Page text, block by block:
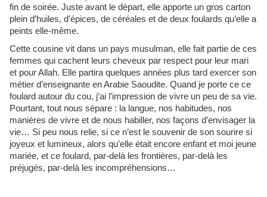
fin de soirée. Juste avant le départ, elle apporte un gros carton
plein d’huiles, d’épices, de céréales et de deux foulards qu’elle a
peints elle-même.
Cette cousine vit dans un pays musulman, elle fait partie de ces
femmes qui cachent leurs cheveux par respect pour leur mari
et pour Allah. Elle partira quelques années plus tard exercer son
métier d’enseignante en Arabie Saoudite. Quand je porte ce ce
foulard autour du cou, j’ai l’impression de vivre un peu de sa vie.
Pourtant, tout nous sépare : la langue, nos habitudes, nos
manières de vivre et de nous habiller, nos façons d’envisager la
vie… Si peu nous relie, si ce n’est le souvenir de son sourire si
joyeux et lumineux, alors qu’elle était encore enfant et moi jeune
mariée, et ce foulard, par-delà les frontières, par-delà les
préjugés, par-delà les incompréhensions…